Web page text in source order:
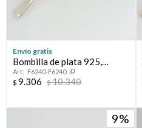
Envío gratis
Bombilla de plata 925,
modelo CRIOLLA.
F6240-F6240
$ 9.306 $10.340
9